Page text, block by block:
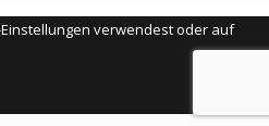
verwendest oder auf